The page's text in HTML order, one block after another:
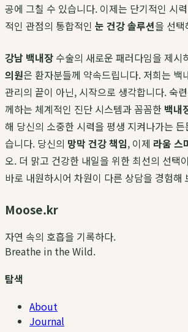
공에 그칠 수 있습니다. 이제는 단기적인 시
적인 관점의 통합적인 눈 건강 솔루션을 선
강남 백내장 수술의 새로운 패러다임을 제시
의원은 환자분들께 약속드립니다. 저희는 백
관리의 끝이 아닌, 시작으로 생각합니다. 숙
께하는 체계적인 진단 시스템과 꼼꼼한 백내
해 당신의 소중한 시력을 평생 지켜나가는
습니다. 당신의 망막 건강 책임, 이제 라움 스
오. 더 맑고 건강한 내일을 위한 최선의 선택
바로 내원하시어 차원이 다른 상담을 경험해
Moose.kr
자연 속의 호흡을 기록하다.
Breathe in the Wild.
탐색
About
Journal